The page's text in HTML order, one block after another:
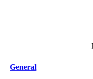
General